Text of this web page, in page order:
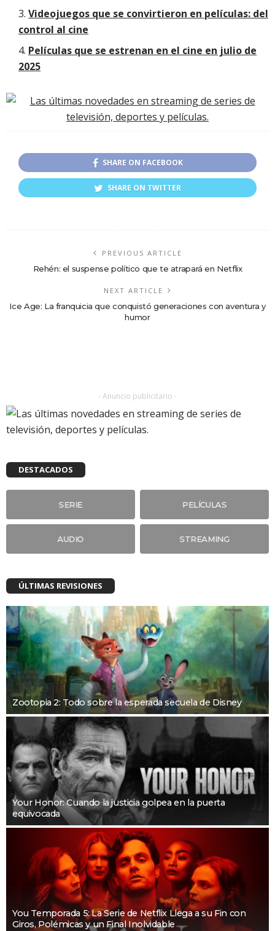
Videojuegos que se convirtieron en películas: del
control al cine
Películas que se estrenan en el cine en julio de
2025
SHARE ON FACEBOOK
SHARE ON TWITTER
PREVIOUS ARTICLE
Rehén: el suspense político que te atrapará en Netflix
NEXT ARTICLE
Ice Age: La franquicia que conquistó generaciones con aventura y
humor
- Anuncio publicitario -
DESTACADOS
SERIE PELÍCULAS
AUDIO STREAMING
ÚLTIMAS REVISIONES
Zootopia 2: Todo sobre la esperada secuela de Disney
Your Honor: Cuando la justicia golpea en la puerta
equivocada
You Temporada 5: La Serie de Netflix Llega a su Fin con
Giros, Polémicas y un Final Inolvidable